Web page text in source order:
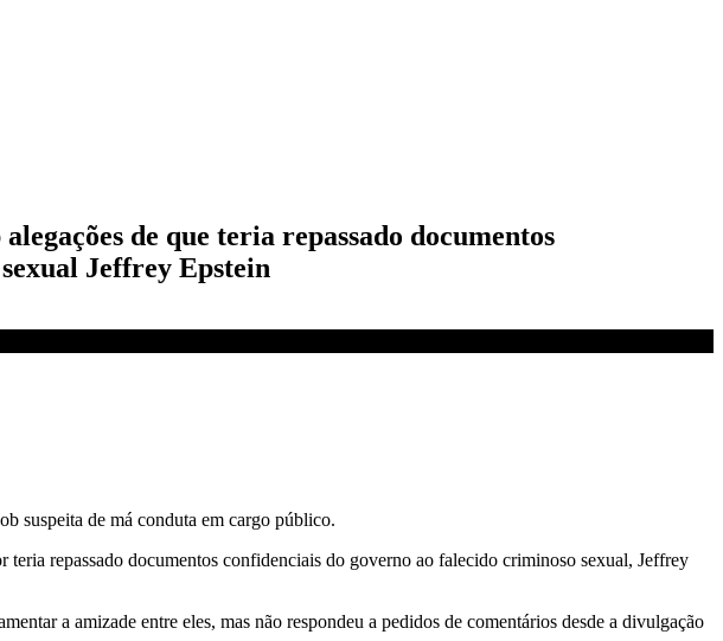
de que teria repassado documentos
Jeffrey Epstein
suspeita de má conduta em cargo público.
repassado documentos confidenciais do governo ao falecido criminoso sexual, Jeffrey
a amizade entre eles, mas não respondeu a pedidos de comentários desde a divulgação